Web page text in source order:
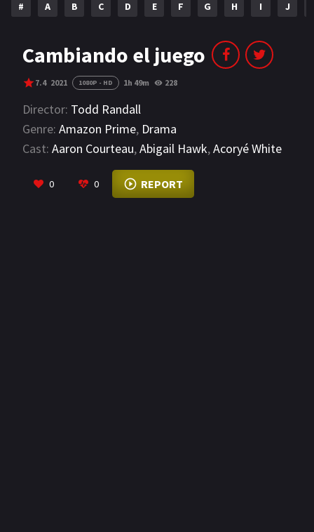
AÑOS
2023 2022
2021
2019 2018
2002 2001
# A B C D E F G H I J
Cambiando el juego
7.4 2021 1080P - HD 1h 49m 228
Director: Todd Randall
Genre: Amazon Prime, Drama
Cast: Aaron Courteau,Abigail Hawk,Acoryé White
0 0 REPORT